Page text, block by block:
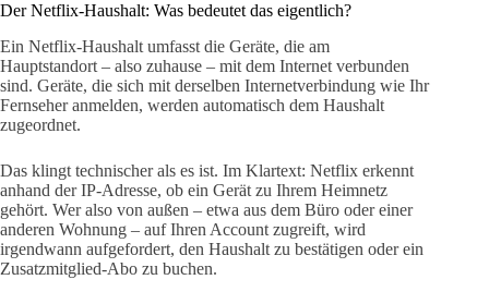
Der Netflix-Haushalt: Was bedeutet das eigentlich?
Ein Netflix-Haushalt umfasst die Geräte, die am
Hauptstandort – also zuhause – mit dem Internet verbunden
sind. Geräte, die sich mit derselben Internetverbindung wie Ihr
Fernseher anmelden, werden automatisch dem Haushalt
zugeordnet.
Das klingt technischer als es ist. Im Klartext: Netflix erkennt
anhand der IP-Adresse, ob ein Gerät zu Ihrem Heimnetz
gehört. Wer also von außen – etwa aus dem Büro oder einer
anderen Wohnung – auf Ihren Account zugreift, wird
irgendwann aufgefordert, den Haushalt zu bestätigen oder ein
Zusatzmitglied-Abo zu buchen.